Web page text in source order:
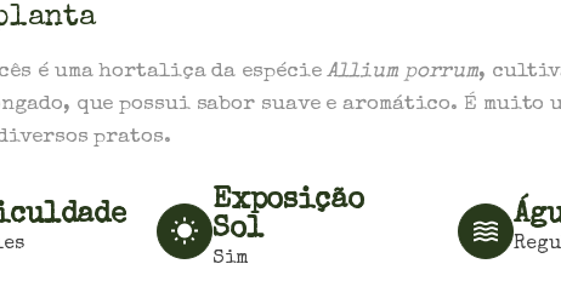
é uma hortaliça da espécieAllium porrum,
que possui sabor suave e aromático. É
pratos.
Exposição
Sol
Sim